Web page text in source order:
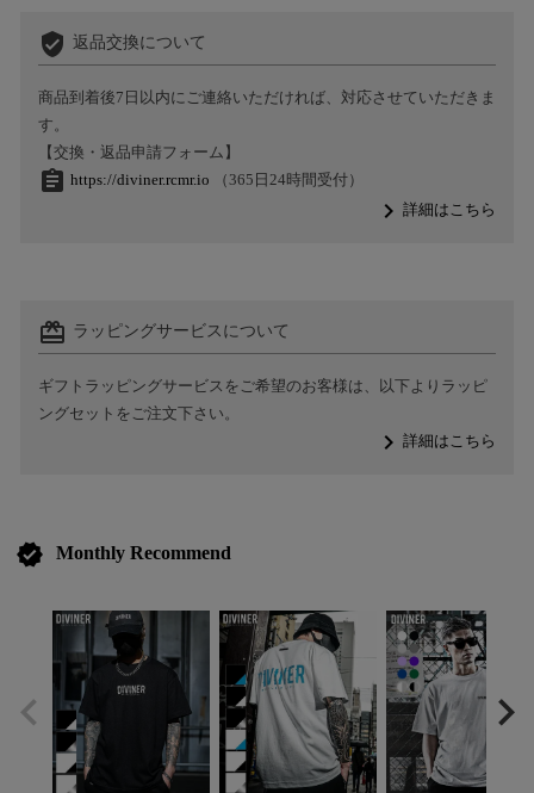
verified_user 返品交換について
商品到着後7日以内にご連絡いただければ、対応させていただきま
す。
【交換・返品申請フォーム】
assignment https://diviner.rcmr.io （365日24時間受付）
navigate_next詳細はこちら
card_giftcard ラッピングサービスについて
ギフトラッピングサービスをご希望のお客様は、以下よりラッピ
ングセットをご注文下さい。
navigate_next詳細はこちら
verified Monthly Recommend